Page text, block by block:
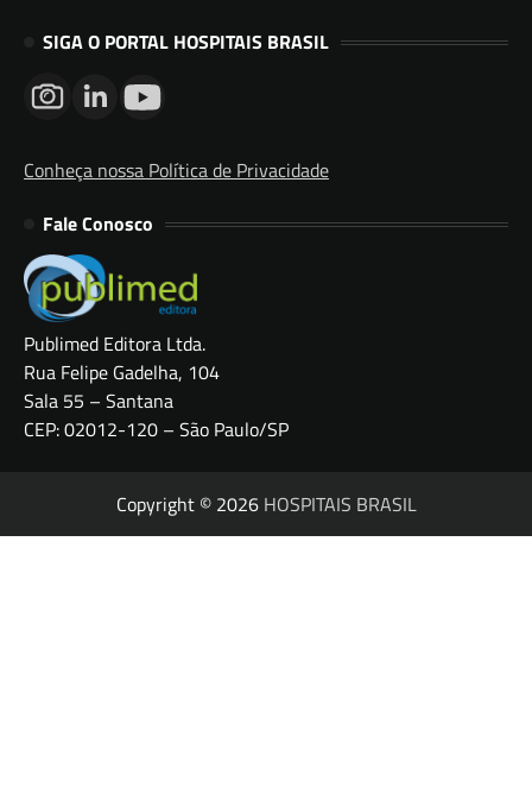
SIGA O PORTAL HOSPITAIS BRASIL
Conheça nossa Política de Privacidade
Fale Conosco
Publimed Editora Ltda.
Rua Felipe Gadelha, 104
Sala 55 – Santana
CEP: 02012-120 – São Paulo/SP
Copyright © 2026 HOSPITAIS BRASIL